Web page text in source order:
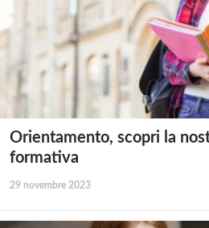
Orientamento, scopri la
formativa
29 novembre 2023